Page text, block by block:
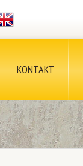
KONTAKT